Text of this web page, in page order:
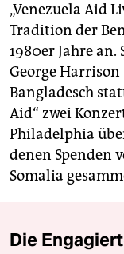
„Venezuela Aid
Tradition der
1980er Jahre an.
George
Bangladesch
Aid“ zwei
Philadelphia
denen Spenden
Somalia
Die